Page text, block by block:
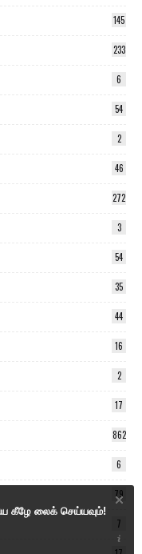
145
233
6
54
2
46
272
3
54
35
44
16
2
17
862
6
79
7
கீழே லைக் செய்யவும்!